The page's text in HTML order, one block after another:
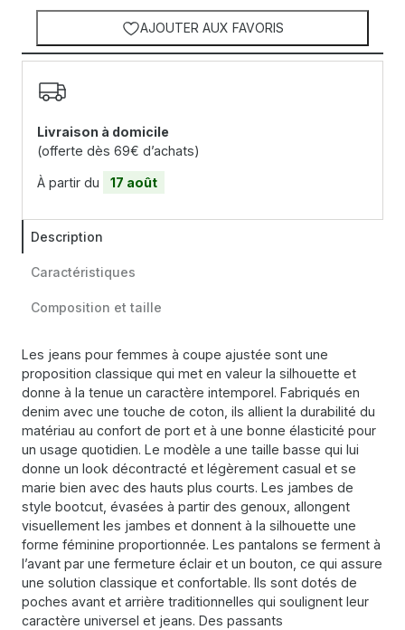
AJOUTER AUX FAVORIS
Livraison à domicile
(offerte dès 69€ d’achats)
À partir du 17 août
Description
Caractéristiques
Composition et taille
Les jeans pour femmes à coupe ajustée sont une
proposition classique qui met en valeur la silhouette et
donne à la tenue un caractère intemporel. Fabriqués en
denim avec une touche de coton, ils allient la durabilité du
matériau au confort de port et à une bonne élasticité pour
un usage quotidien. Le modèle a une taille basse qui lui
donne un look décontracté et légèrement casual et se
marie bien avec des hauts plus courts. Les jambes de
style bootcut, évasées à partir des genoux, allongent
visuellement les jambes et donnent à la silhouette une
forme féminine proportionnée. Les pantalons se ferment à
l’avant par une fermeture éclair et un bouton, ce qui assure
une solution classique et confortable. Ils sont dotés de
poches avant et arrière traditionnelles qui soulignent leur
caractère universel et jeans. Des passants